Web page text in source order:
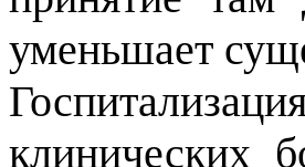
уменьшает
клинических